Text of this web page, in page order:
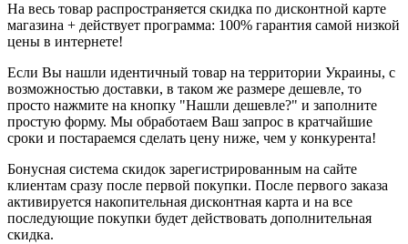
На весь товар распространяется скидка по дисконтной карте
магазина + действует программа: 100% гарантия самой низкой
цены в интернете!
Если Вы нашли идентичный товар на территории Украины, с
возможностью доставки, в таком же размере дешевле, то
просто нажмите на кнопку "Нашли дешевле?" и заполните
простую форму. Мы обработаем Ваш запрос в кратчайшие
сроки и постараемся сделать цену ниже, чем у конкурента!
Бонусная система скидок зарегистрированным на сайте
клиентам сразу после первой покупки. После первого заказа
активируется накопительная дисконтная карта и на все
последующие покупки будет действовать дополнительная
скидка.